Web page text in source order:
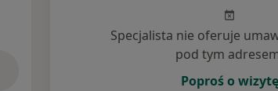
Specjalista nie oferuje
pod tym
Poproś o wizytę